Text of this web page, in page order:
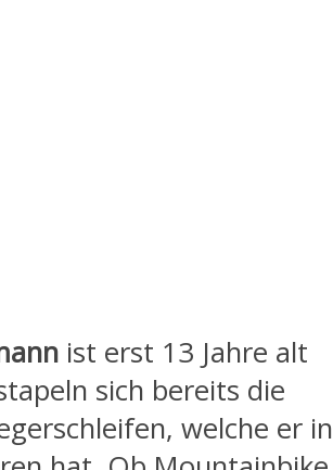
ist erst 13 Jahre alt
sich bereits die
welche er in